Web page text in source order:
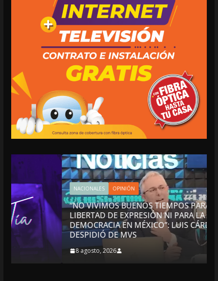
NACIONALES OPINIÓN
“NO VIVIMOS BUENOS TIEMPOS PARA LA
LIBERTAD DE EXPRESIÓN NI PARA LA
DEMOCRACIA EN MÉXICO”: LUIS CÁRDENAS; SE
DESPIDIÓ DE MVS
8 agosto, 2026